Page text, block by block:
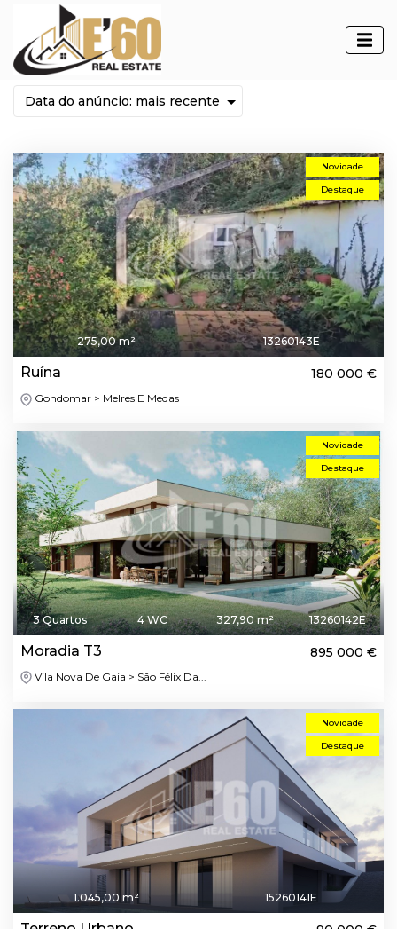
Imóveis
Novidade
Destaque
275,00 m² 13260143E
Ruína 180 000 €
Gondomar > Melres E Medas
Novidade
Destaque
3 Quartos 4 WC 327,90 m² 13260142E
Moradia T3 895 000 €
Vila Nova De Gaia > São Félix Da...
Novidade
Destaque
1.045,00 m² 15260141E